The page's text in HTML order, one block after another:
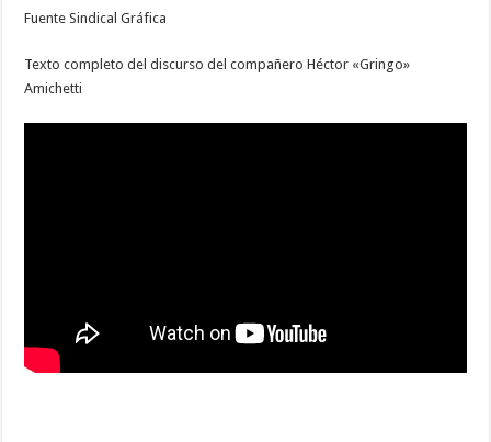
Fuente Sindical Gráfica
Texto completo del discurso del compañero Héctor «Gringo»
Amichetti